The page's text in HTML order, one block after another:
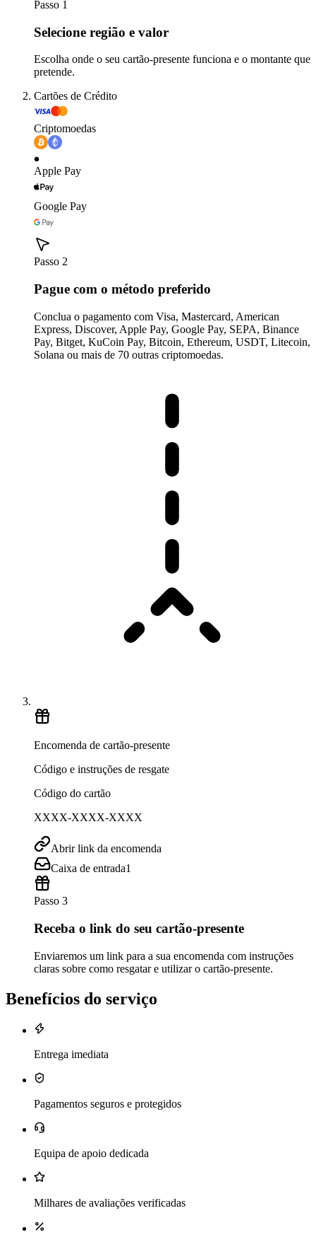
Passo 1
Selecione região e valor
Escolha onde o seu cartão-presente funciona e o montante que
pretende.
Cartões de Crédito
Criptomoedas
Apple Pay
Google Pay
Passo 2
Pague com o método preferido
Conclua o pagamento com Visa, Mastercard, American
Express, Discover, Apple Pay, Google Pay, SEPA, Binance
Pay, Bitget, KuCoin Pay, Bitcoin, Ethereum, USDT, Litecoin,
Solana ou mais de 70 outras criptomoedas.
Encomenda de cartão-presente
Código e instruções de resgate
Código do cartão
XXXX-XXXX-XXXX
Abrir link da encomenda
Caixa de entrada1
Passo 3
Receba o link do seu cartão-presente
Enviaremos um link para a sua encomenda com instruções
claras sobre como resgatar e utilizar o cartão-presente.
Benefícios do serviço
Entrega imediata
Pagamentos seguros e protegidos
Equipa de apoio dedicada
Milhares de avaliações verificadas